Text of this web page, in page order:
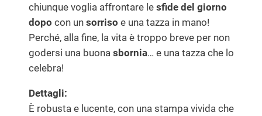
chiunque voglia affrontare le sfide del giorno
dopo con un sorriso e una tazza in mano!
Perché, alla fine, la vita è troppo breve per non
godersi una buona sbornia… e una tazza che lo
celebra!
Dettagli:
È robusta e lucente, con una stampa vivida che